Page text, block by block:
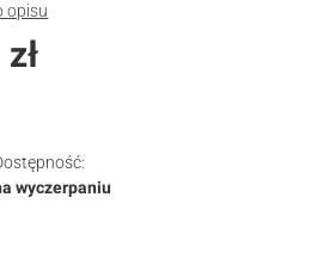
opisu
wyczerpaniu